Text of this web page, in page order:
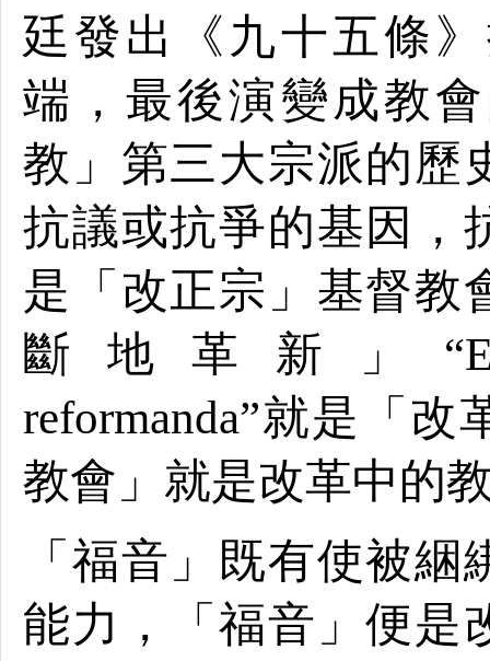
廷發出《九十五條
端，最後演變成教
教」第三大宗派的歷
抗議或抗爭的基因，
是「改正宗」基督教
斷地革新」“
reformanda”就是「改
教會」就是改革中的
「福音」既有使被
能力，「福音」便是